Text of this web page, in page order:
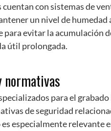
con sistemas de
un nivel de
evitar la acumulación
útil prolongada.
normativas
para el
de seguridad
especialmente relevante